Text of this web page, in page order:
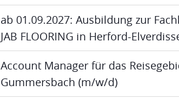
ab 01.09.2027: Ausbildung zur
JAB FLOORING in Herford-
Account Manager für das
Gummersbach (m/w/d)